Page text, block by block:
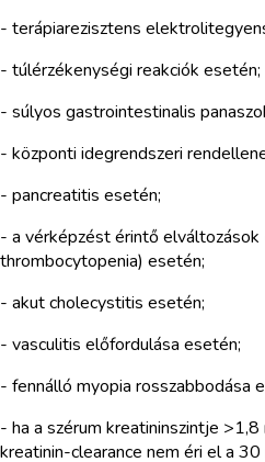
- terápiarezisztens
- túlérzékenységi reakciók esetén;
- súlyos gastrointestinalis
- központi idegrendszeri
- pancreatitis esetén;
- a vérképzést érintő elváltozások
thrombocytopenia) esetén;
- akut cholecystitis esetén;
- vasculitis előfordulása esetén;
- fennálló myopia rosszabbodása
- ha a szérum kreatininszintje
kreatinin-clearance nem éri el a